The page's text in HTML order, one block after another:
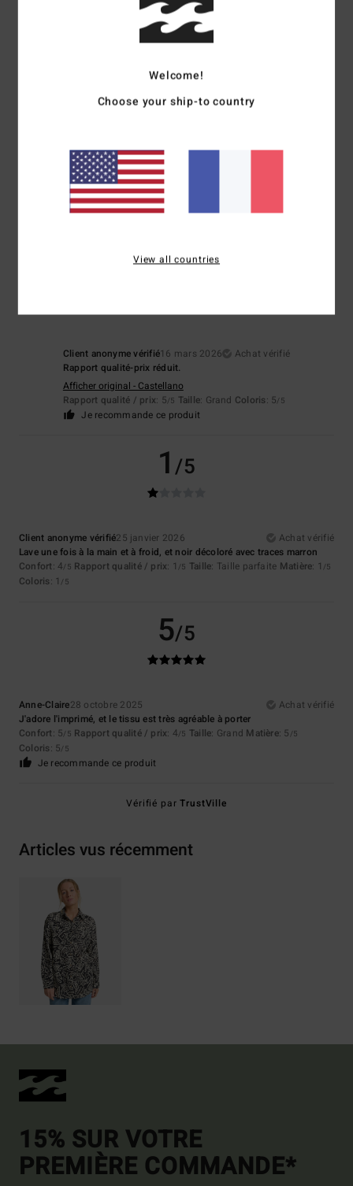
Rapport qualité / prix
Taille
Matière
Coloris
5
Client anonyme vérifié16 mars 2026
Achat vérifié
Rapport qualité-prix réduit.
Afficher original - Castellano
Rapport qualité / prix: 5/5 Taille: Grand Coloris: 5/5
Je recommande ce produit
1/5
Client anonyme vérifié25 janvier 2026
Achat vérifié
Lave une fois à la main et à froid, et noir décoloré avec traces marron
Confort: 4/5 Rapport qualité / prix: 1 /5 Taille: Taille parfaite Matière: 1 /5
Coloris: 1 /5
5/5
Anne-Claire28 octobre 2025
Achat vérifié
J'adore l'imprimé, et le tissu est très agréable à porter
Confort: 5/5 Rapport qualité / prix: 4/5 Taille: Grand Matière: 5 /5
Coloris: 5/5
Je recommande ce produit
Vérifié parTrustVille
Articles vus récemment
15% SUR VOTRE
PREMIÈRE COMMANDE*
Welcome!
Choose your ship-to country
View all countries